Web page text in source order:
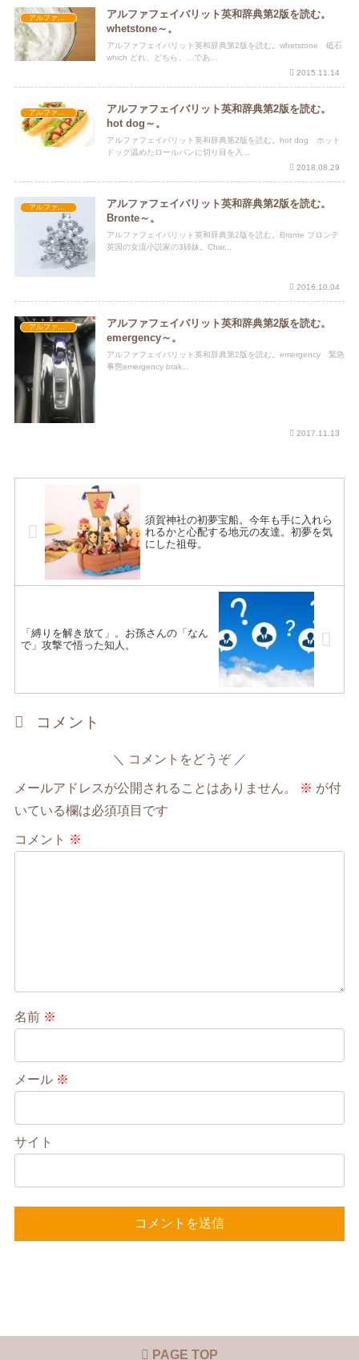
アルファフェイバリット英和辞典第2版を読む。
whetstone～。
アルファフェイバリット英和辞典第2版を読む。whetstone 砥石
which どれ、どちら、…であ...
2015.11.14
アルファフェイバリット英和辞典第2版を読む。
hot dog～。
アルファフェイバリット英和辞典第2版を読む。hot dog ホット
ドッグ温めたロールパンに切り目を入...
2018.08.29
アルファフェイバリット英和辞典第2版を読む。
Bronte～。
アルファフェイバリット英和辞典第2版を読む。Bronte ブロンテ
英国の女流小説家の3姉妹。Char...
2016.10.04
アルファフェイバリット英和辞典第2版を読む。
emergency～。
アルファフェイバリット英和辞典第2版を読む。emergency 緊急
事態emergency brak...
2017.11.13
須賀神社の初夢宝船。今年も手に入れら
れるかと心配する地元の友達。初夢を気
にした祖母。
「縛りを解き放て」。お孫さんの「なん
で」攻撃で悟った知人。
コメント
コメントをどうぞ
メールアドレスが公開されることはありません。 ※ が付
いている欄は必須項目です
コメント ※
名前 ※
メール ※
サイト
PAGE TOP